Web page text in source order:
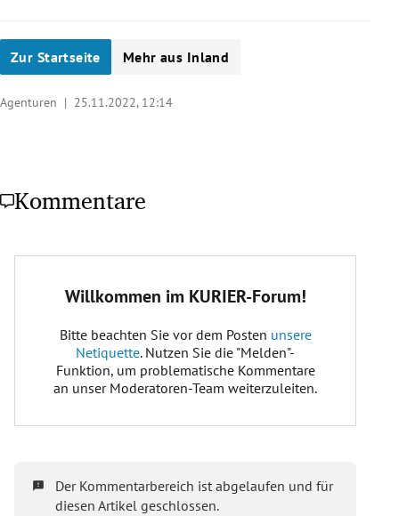
Zur Startseite Mehr aus Inland
Agenturen | 25.11.2022, 12:14
Kommentare